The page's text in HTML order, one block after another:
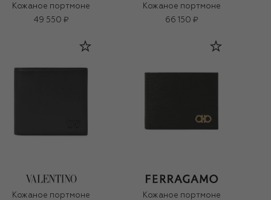
Кожаное портмоне
49 550 ₽
Кожаное портмоне
66 150 ₽
Кожаное портмоне
Кожаное портмоне